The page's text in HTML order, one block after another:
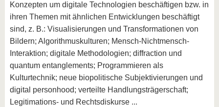
Konzepten um digitale Technologien beschäftigen bzw. in
ihren Themen mit ähnlichen Entwicklungen beschäftigt
sind, z. B.: Visualisierungen und Transformationen von
Bildern; Algorithmuskulturen; Mensch-Nichtmensch-
Interaktion; digitale Methodologien; diffraction und
quantum entanglements; Programmieren als
Kulturtechnik; neue biopolitische Subjektivierungen und
digital personhood; verteilte Handlungsträgerschaft;
Legitimations- und Rechtsdiskurse ...